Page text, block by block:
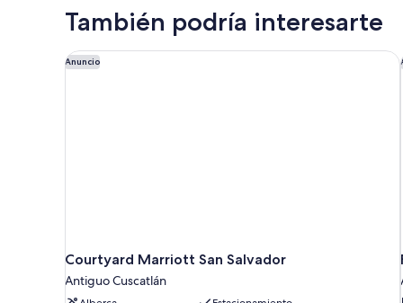
También podría interesarte
Anuncio
Courtyard Marriott San Salvador
Antiguo Cuscatlán
Courtyard Marriott San Salvador